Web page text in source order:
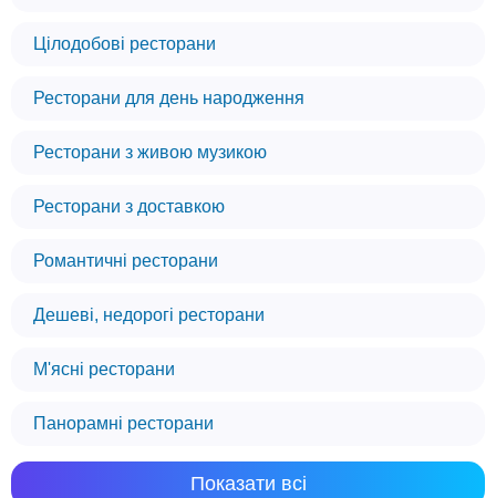
Цілодобові ресторани
Ресторани для день народження
Ресторани з живою музикою
Ресторани з доставкою
Романтичні ресторани
Дешеві, недорогі ресторани
М'ясні ресторани
Панорамні ресторани
Показати всі